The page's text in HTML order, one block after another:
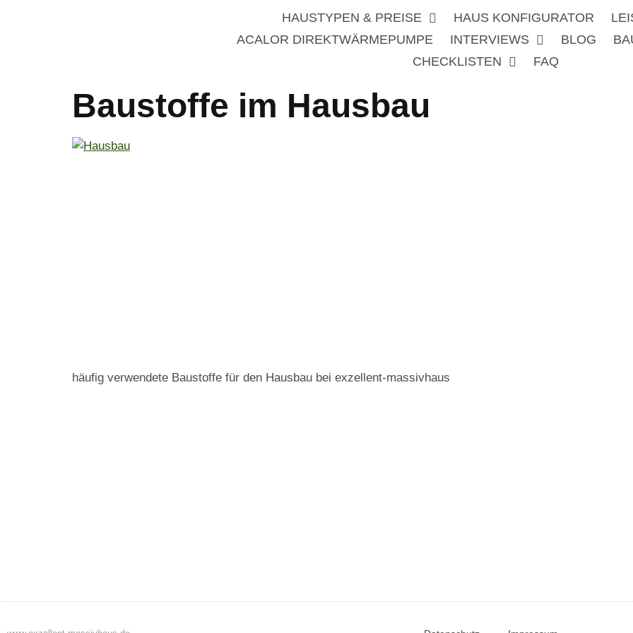
HAUSTYPEN & PREISE HAUS KONFIGURATOR
ACALOR DIREKTWÄRMEPUMPE
INTERVIEWS BLOG
CHECKLISTEN
FAQ
Baustoffe im Hausbau
häufig verwendete Baustoffe für den Hausbau bei exzellent-massivhaus